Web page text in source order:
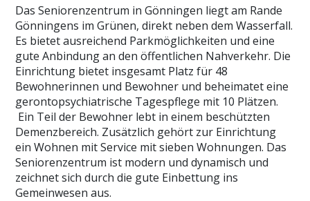
Das Seniorenzentrum in Gönningen liegt am Rande
Gönningens im Grünen, direkt neben dem Wasserfall.
Es bietet ausreichend Parkmöglichkeiten und eine
gute Anbindung an den öffentlichen Nahverkehr. Die
Einrichtung bietet insgesamt Platz für 48
Bewohnerinnen und Bewohner und beheimatet eine
gerontopsychiatrische Tagespflege mit 10 Plätzen.
Ein Teil der Bewohner lebt in einem beschützten
Demenzbereich. Zusätzlich gehört zur Einrichtung
ein Wohnen mit Service mit sieben Wohnungen. Das
Seniorenzentrum ist modern und dynamisch und
zeichnet sich durch die gute Einbettung ins
Gemeinwesen aus.